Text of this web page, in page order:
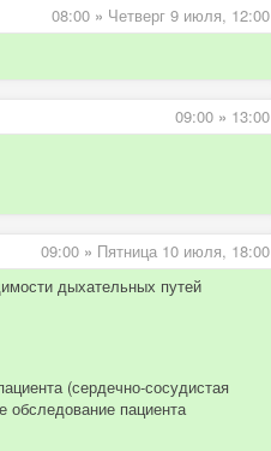
08:00 » Четверг 9 июля, 12:00
09:00 » 13:00
09:00 » Пятница 10 июля, 18:00
дыхательных путей
(сердечно-сосудистая
обследование пациента